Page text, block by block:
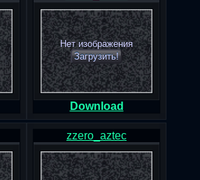
Нет изображения
Загрузить!
Download
zzero_aztec